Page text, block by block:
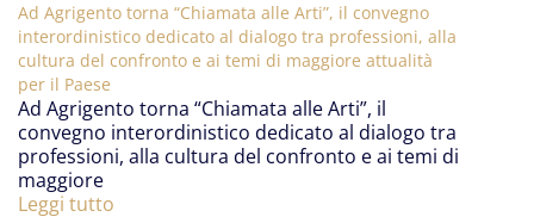
Ad Agrigento torna “Chiamata alle Arti”, il convegno
interordinistico dedicato al dialogo tra professioni, alla
cultura del confronto e ai temi di maggiore attualità
per il Paese
Ad Agrigento torna “Chiamata alle Arti”, il
convegno interordinistico dedicato al dialogo tra
professioni, alla cultura del confronto e ai temi di
maggiore
Leggi tutto